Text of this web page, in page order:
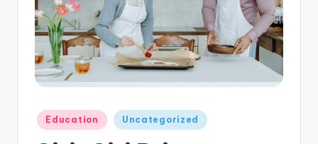
M
di
Posted
in
Education Uncategorized